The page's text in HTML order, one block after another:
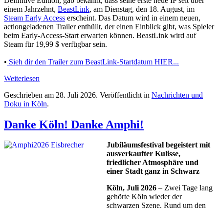
einem Jahrzehnt, BeastLink, am Dienstag, den 18. August, im
Steam Early Access erscheint. Das Datum wird in einem neuen,
actiongeladenen Trailer enthüllt, der einen Einblick gibt, was Spieler
beim Early-Access-Start erwarten können. BeastLink wird auf
Steam für 19,99 $ verfügbar sein.
• Sieh dir den Trailer zum BeastLink-Startdatum HIER...
Weiterlesen
Geschrieben am 28. Juli 2026. Veröffentlicht in Nachrichten und
Doku in Köln.
Danke Köln! Danke Amphi!
Jubiläumsfestival begeistert mit
ausverkaufter Kulisse,
friedlicher Atmosphäre und
einer Stadt ganz in Schwarz
Köln, Juli 2026 – Zwei Tage lang
gehörte Köln wieder der
schwarzen Szene. Rund um den